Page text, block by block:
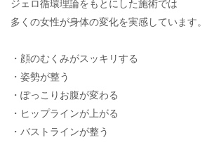
多くの女性が身体の変化を実感しています。
・顔のむくみがスッキリする
・姿勢が整う
・ぽっこりお腹が変わる
・ヒップラインが上がる
・バストラインが整う